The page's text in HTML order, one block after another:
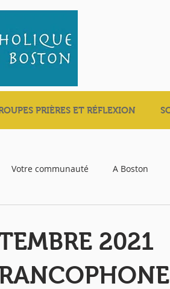
PRIÈRES ET RÉFLEXION
Votre communauté A Boston
2021